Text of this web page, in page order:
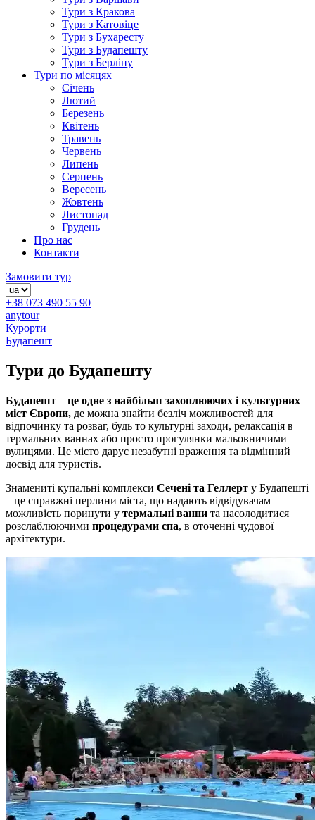
Тури з Кракова
Тури з Катовіце
Тури з Бухаресту
Тури з Будапешту
Тури з Берліну
Тури по місяцях
Січень
Лютий
Березень
Квітень
Травень
Червень
Липень
Серпень
Вересень
Жовтень
Листопад
Грудень
Про нас
Контакти
Замовити тур
+38 073 490 55 90
anytour
Курорти
Будапешт
Тури до Будапешту
Будапешт – це одне з найбільш захоплюючих і культурних
міст Європи, де можна знайти безліч можливостей для
відпочинку та розваг, будь то культурні заходи, релаксація в
термальних ваннах або просто прогулянки мальовничими
вулицями. Це місто дарує незабутні враження та відмінний
досвід для туристів.
Знамениті купальні комплекси Сечені та Геллерт у Будапешті
– це справжні перлини міста, що надають відвідувачам
можливість поринути у термальні ванни та насолодитися
розслаблюючими процедурами спа, в оточенні чудової
архітектури.